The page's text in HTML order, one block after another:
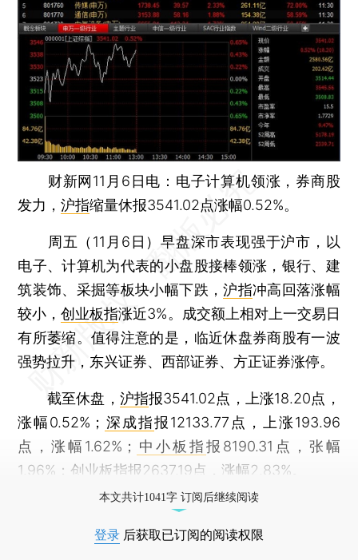
财新网11月6日电：电子计算机领涨，券商股
发力，沪指缩量休报3541.02点涨幅0.52%。
周五（11月6日）早盘深市表现强于沪市，以
电子、计算机为代表的小盘股接棒领涨，银行、建
筑装饰、采掘等板块小幅下跌，沪指冲高回落涨幅
较小，创业板指涨近3%。成交额上相对上一交易日
有所萎缩。值得注意的是，临近休盘券商股有一波
强势拉升，东兴证券、西部证券、方正证券涨停。
截至休盘， 沪指报3541.02点，上涨18.20点，
涨幅0.52%； 深成指报12133.77点，上涨193.96
点，涨幅1.62%； 中小板指报8190.31点，张幅
1.96%； 创业板指报2637.19点，涨幅2.83%。
本文共计1041字 订阅后继续阅读
登录 后获取已订阅的阅读权限